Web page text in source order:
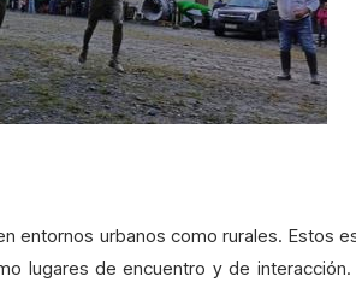
entornos urbanos como rurales. Estos
lugares de encuentro y de